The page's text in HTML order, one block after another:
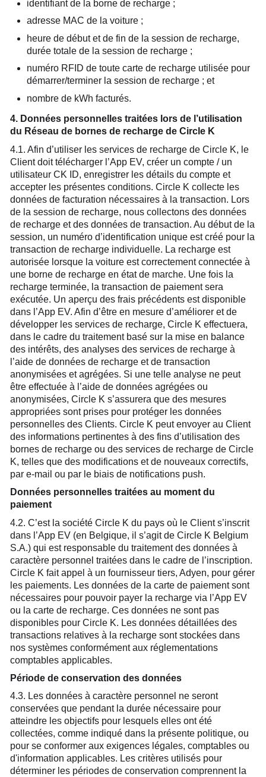
identifiant de la borne de recharge ;
adresse MAC de la voiture ;
heure de début et de fin de la session de recharge,
durée totale de la session de recharge ;
numéro RFID de toute carte de recharge utilisée pour
démarrer/terminer la session de recharge ; et
nombre de kWh facturés.
4. Données personnelles traitées lors de l’utilisation
du Réseau de bornes de recharge de Circle K
4.1. Afin d’utiliser les services de recharge de Circle K, le
Client doit télécharger l’App EV, créer un compte / un
utilisateur CK ID, enregistrer les détails du compte et
accepter les présentes conditions. Circle K collecte les
données de facturation nécessaires à la transaction. Lors
de la session de recharge, nous collectons des données
de recharge et des données de transaction. Au début de la
session, un numéro d’identification unique est créé pour la
transaction de recharge individuelle. La recharge est
autorisée lorsque la voiture est correctement connectée à
une borne de recharge en état de marche. Une fois la
recharge terminée, la transaction de paiement sera
exécutée. Un aperçu des frais précédents est disponible
dans l’App EV. Afin d’être en mesure d’améliorer et de
développer les services de recharge, Circle K effectuera,
dans le cadre du traitement basé sur la mise en balance
des intérêts, des analyses des services de recharge à
l’aide de données de recharge et de transaction
anonymisées et agrégées. Si une telle analyse ne peut
être effectuée à l’aide de données agrégées ou
anonymisées, Circle K s’assurera que des mesures
appropriées sont prises pour protéger les données
personnelles des Clients. Circle K peut envoyer au Client
des informations pertinentes à des fins d’utilisation des
bornes de recharge ou des services de recharge de Circle
K, telles que des modifications et de nouveaux correctifs,
par e-mail ou par le biais de notifications push.
Données personnelles traitées au moment du
paiement
4.2. C’est la société Circle K du pays où le Client s’inscrit
dans l’App EV (en Belgique, il s’agit de Circle K Belgium
S.A.) qui est responsable du traitement des données à
caractère personnel traitées dans le cadre de l’inscription.
Circle K fait appel à un fournisseur tiers, Adyen, pour gérer
les paiements. Les données de la carte de paiement sont
nécessaires pour pouvoir payer la recharge via l’App EV
ou la carte de recharge. Ces données ne sont pas
disponibles pour Circle K. Les données détaillées des
transactions relatives à la recharge sont stockées dans
nos systèmes conformément aux réglementations
comptables applicables.
Période de conservation des données
4.3. Les données à caractère personnel ne seront
conservées que pendant la durée nécessaire pour
atteindre les objectifs pour lesquels elles ont été
collectées, comme indiqué dans la présente politique, ou
pour se conformer aux exigences légales, comptables ou
d'information applicables. Les critères utilisés pour
déterminer les périodes de conservation comprennent la